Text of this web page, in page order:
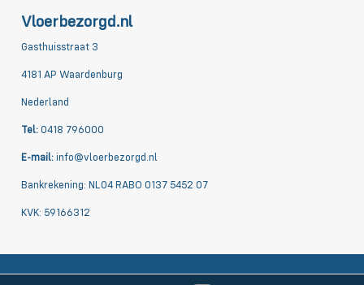
Vloerbezorgd.nl
Gasthuisstraat 3
4181 AP Waardenburg
Nederland
Tel: 0418 796000
E-mail: info@vloerbezorgd.nl
Bankrekening: NL04 RABO 0137 5452 07
KVK: 59166312